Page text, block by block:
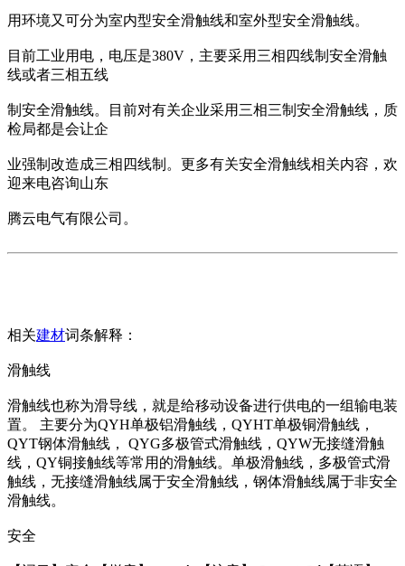
用环境又可分为室内型安全滑触线和室外型安全滑触线。
目前工业用电，电压是380V，主要采用三相四线制安全滑触
线或者三相五线
制安全滑触线。目前对有关企业采用三相三制安全滑触线，质
检局都是会让企
业强制改造成三相四线制。更多有关安全滑触线相关内容，欢
迎来电咨询山东
腾云电气有限公司。
相关建材词条解释：
滑触线
滑触线也称为滑导线，就是给移动设备进行供电的一组输电装
置。 主要分为QYH单极铝滑触线，QYHT单极铜滑触线，
QYT钢体滑触线， QYG多极管式滑触线，QYW无接缝滑触
线，QY铜接触线等常用的滑触线。单极滑触线，多极管式滑
触线，无接缝滑触线属于安全滑触线，钢体滑触线属于非安全
滑触线。
安全